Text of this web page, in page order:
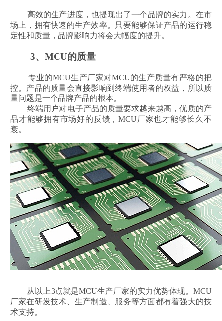
高效的生产进度，也提现出了一个品牌的实力。在市
场上，拥有快速的生产效率。只要能够保证产品的运行稳
定性和质量，品牌影响力将会大幅度的提升。
3、MCU的质量
专业的MCU生产厂家对MCU的生产质量有严格的把
控。产品的质量会直接影响到终端使用者的权益，所以质
量问题是一个品牌产品的根本。
终端用户对电子产品的质量要求越来越高，优质的产
品才能够拥有市场好的反馈，MCU厂家也才能够长久不
衰。
从以上3点就是MCU生产厂家的实力优势体现。MCU
厂家在研发技术、生产制造、服务等方面都有着强大的技
术支持。